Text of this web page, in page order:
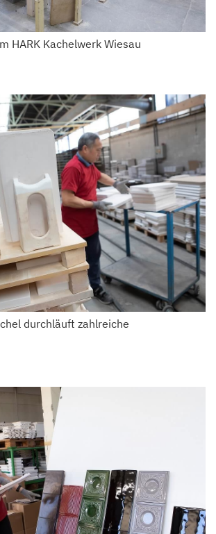
HARK Kachelwerk Wiesau
durchläuft zahlreiche